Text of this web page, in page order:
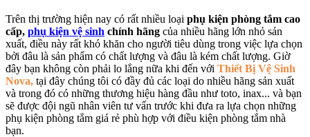
Trên thị trường hiện nay có rất nhiều loại phụ kiện phòng tắm cao
cấp, phụ kiện vệ sinh chính hãng của nhiều hãng lớn nhỏ sản
xuất, điều này rất khó khăn cho người tiêu dùng trong việc lựa chọn
bởi đâu là sản phẩm có chất lượng và đâu là kém chất lượng. Giờ
đây bạn không còn phải lo lắng nữa khi đến với Thiết Bị Vệ Sinh
Nova, tại đây chúng tôi có đầy đủ các loại do nhiều hãng sản xuất
và trong đó có những thương hiệu hàng đầu như toto, inax... và bạn
sẽ được đội ngũ nhân viên tư vấn trước khi đưa ra lựa chọn những
phụ kiện phòng tắm giá rẻ phù hợp với điều kiện phòng tắm nhà
bạn.